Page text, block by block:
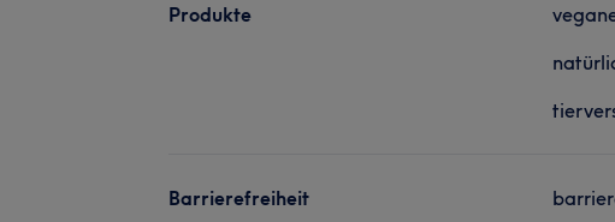
Produkte
Barrierefreiheit